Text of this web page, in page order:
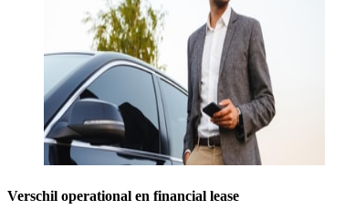
Verschil operational en financial lease